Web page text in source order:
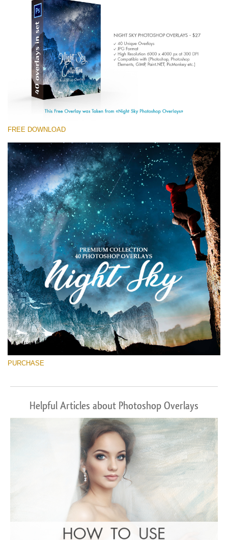
Large 6000*4000px
Entire Collection
(1783 Overlays)
Large 6000*4000px
Darmowe Pobieranie
FREE DOWNLOAD
PURCHASE
Helpful Articles about Photoshop Overlays